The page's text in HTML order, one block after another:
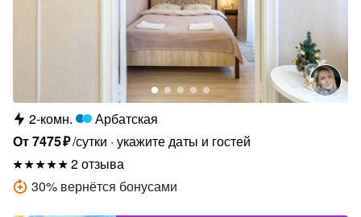
2-комн.
Арбатская
От7475₽/сутки укажите даты и гостей
2 отзыва
30% вернётся бонусами